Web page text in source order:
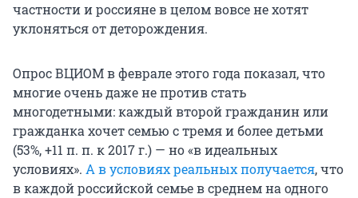
частности и россияне в целом вовсе не хотят
уклоняться от деторождения.
Опрос ВЦИОМ в феврале этого года показал, что
многие очень даже не против стать
многодетными: каждый второй гражданин или
гражданка хочет семью с тремя и более детьми
(53%, +11 п. п. к 2017 г.) — но «в идеальных
условиях». А в условиях реальных получается, что
в каждой российской семье в среднем на одного